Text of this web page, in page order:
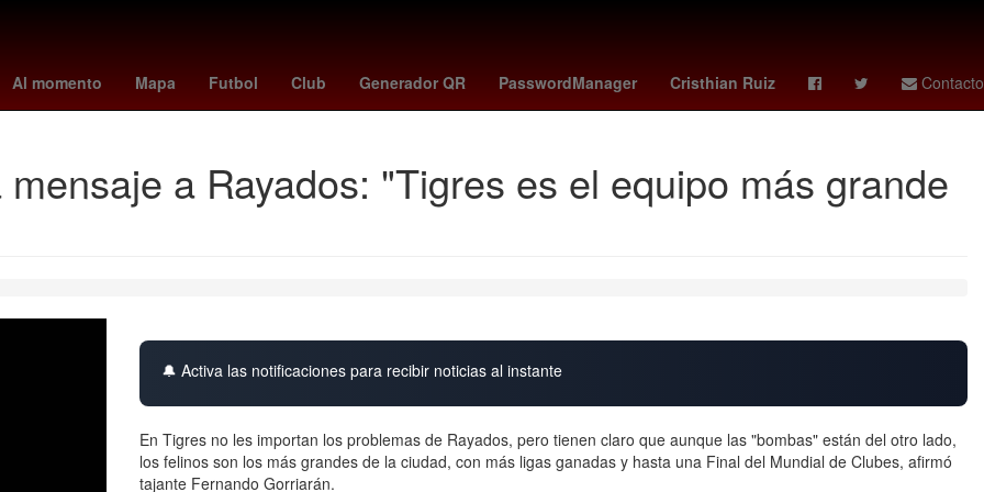
Al momento Mapa Futbol Club Generador QR PasswordManager Cristhian Ruiz Contacto
Rockets Dallas Cowboys minnesota - juárez Stephen Curry curry Deadpool botafogo vs 26 de julio
a Rayados: "Tigres es el equipo más grande
🔔 Activa las notificaciones para recibir noticias al instante
En Tigres no les importan los problemas de Rayados, pero tienen claro que aunque las "bombas" están del otro lado,
los felinos son los más grandes de la ciudad, con más ligas ganadas y hasta una Final del Mundial de Clubes, afirmó
tajante Fernando Gorriarán.